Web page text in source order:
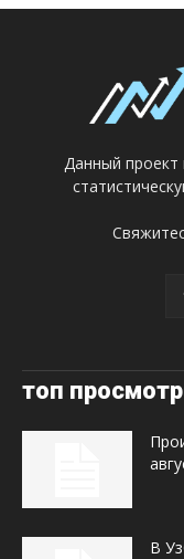
Данный проект
топ
В